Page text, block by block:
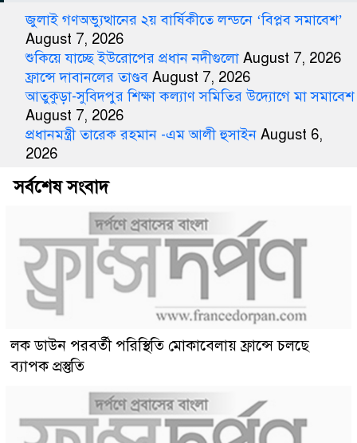
জুলাই গণঅভ্যুত্থানের ২য় বার্ষিকীতে লন্ডনে ‘বিপ্লব সমাবেশ’
August 7, 2026
শুকিয়ে যাচ্ছে ইউরোপের প্রধান নদীগুলো August 7, 2026
ফ্রান্সে দাবানলের তাণ্ডব August 7, 2026
আতুকুড়া-সুবিদপুর শিক্ষা কল্যাণ সমিতির উদ্যোগে মা সমাবেশ
August 7, 2026
প্রধানমন্ত্রী তারেক রহমান -এম আলী হুসাইন August 6,
2026
সর্বশেষ সংবাদ
লক ডাউন পরবর্তী পরিস্থিতি মোকাবেলায় ফ্রান্সে চলছে
ব্যাপক প্রস্তুতি